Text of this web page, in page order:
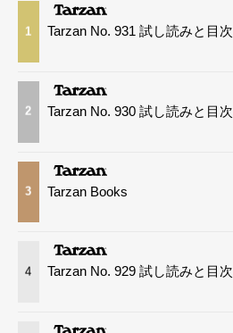
1 Tarzan No. 931 試し読みと目次
2 Tarzan No. 930 試し読みと目次
3 Tarzan Books
4 Tarzan No. 929 試し読みと目次